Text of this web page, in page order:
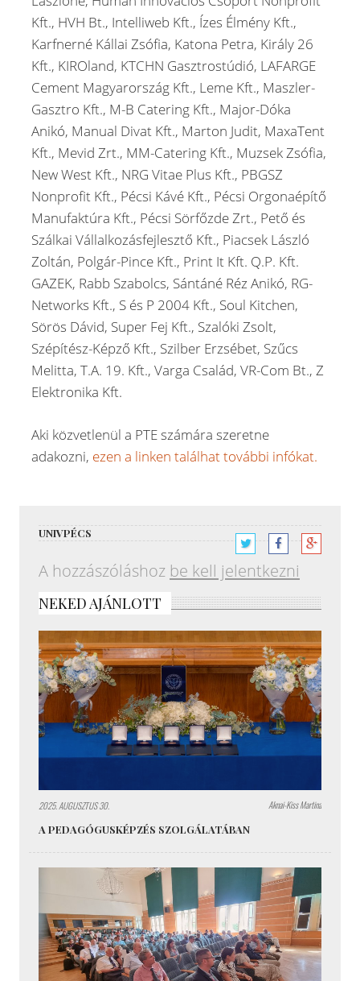
Kft., HVH Bt., Intelliweb Kft., Ízes Élmény Kft.,
Karfnerné Kállai Zsófia, Katona Petra, Király 26
Kft., KIROland, KTCHN Gasztrostúdió, LAFARGE
Cement Magyarország Kft., Leme Kft., Maszler-
Gasztro Kft., M-B Catering Kft., Major-Dóka
Anikó, Manual Divat Kft., Marton Judit, MaxaTent
Kft., Mevid Zrt., MM-Catering Kft., Muzsek Zsófia,
New West Kft., NRG Vitae Plus Kft., PBGSZ
Nonprofit Kft., Pécsi Kávé Kft., Pécsi Orgonaépítő
Manufaktúra Kft., Pécsi Sörfőzde Zrt., Pető és
Szálkai Vállalkozásfejlesztő Kft., Piacsek László
Zoltán, Polgár-Pince Kft., Print It Kft. Q.P. Kft.
GAZEK, Rabb Szabolcs, Sántáné Réz Anikó, RG-
Networks Kft., S és P 2004 Kft., Soul Kitchen,
Sörös Dávid, Super Fej Kft., Szalóki Zsolt,
Szépítész-Képző Kft., Szilber Erzsébet, Szűcs
Melitta, T.A. 19. Kft., Varga Család, VR-Com Bt., Z
Elektronika Kft.
Aki közvetlenül a PTE számára szeretne
adakozni, ezen a linken találhat további infókat.
UNIVPÉCS
A hozzászóláshoz be kell jelentkezni
NEKED AJÁNLOTT
2025. AUGUSZTUS 30. Aknai-Kiss Martina
A PEDAGÓGUSKÉPZÉS SZOLGÁLATÁBAN